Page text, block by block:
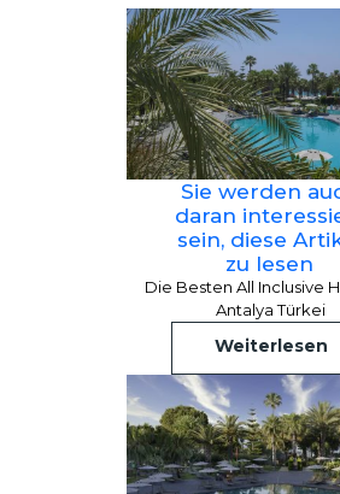
Sie werden
daran
sein, diese
zu lesen
Die Besten All Inclusive
Antalya Türkei
Weiterlesen